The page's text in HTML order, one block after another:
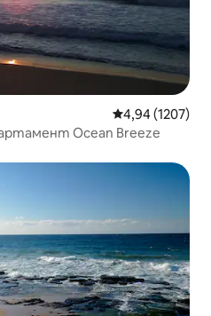
Средна
4,94 (1207)
Ocean Breeze